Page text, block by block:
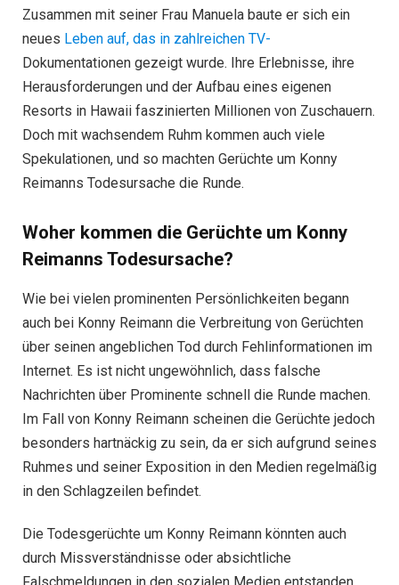
Zusammen mit seiner Frau Manuela baute er sich ein
neues Leben auf, das in zahlreichen TV-
Dokumentationen gezeigt wurde. Ihre Erlebnisse, ihre
Herausforderungen und der Aufbau eines eigenen
Resorts in Hawaii faszinierten Millionen von Zuschauern.
Doch mit wachsendem Ruhm kommen auch viele
Spekulationen, und so machten Gerüchte um Konny
Reimanns Todesursache die Runde.
Woher kommen die Gerüchte um Konny
Reimanns Todesursache?
Wie bei vielen prominenten Persönlichkeiten begann
auch bei Konny Reimann die Verbreitung von Gerüchten
über seinen angeblichen Tod durch Fehlinformationen im
Internet. Es ist nicht ungewöhnlich, dass falsche
Nachrichten über Prominente schnell die Runde machen.
Im Fall von Konny Reimann scheinen die Gerüchte jedoch
besonders hartnäckig zu sein, da er sich aufgrund seines
Ruhmes und seiner Exposition in den Medien regelmäßig
in den Schlagzeilen befindet.
Die Todesgerüchte um Konny Reimann könnten auch
durch Missverständnisse oder absichtliche
Falschmeldungen in den sozialen Medien entstanden